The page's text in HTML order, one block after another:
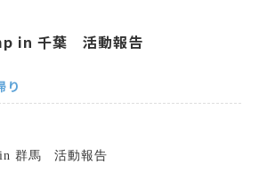
in 千葉 活動報告
り